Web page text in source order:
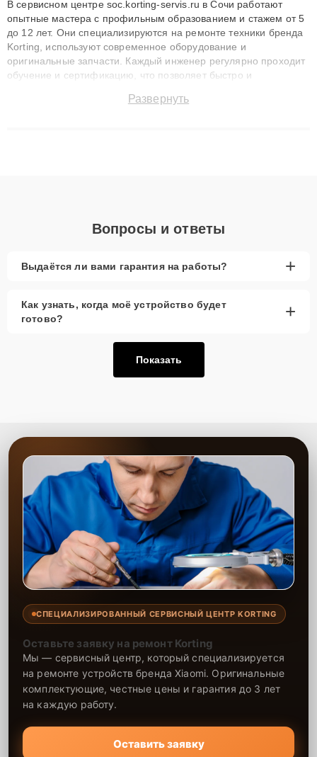
В сервисном центре soc.korting-servis.ru в Сочи работают
опытные мастера с профильным образованием и стажем от 5
до 12 лет. Они специализируются на ремонте техники бренда
Korting, используют современное оборудование и
оригинальные запчасти. Каждый инженер регулярно проходит
обучение и сертификацию, что позволяет быстро и
сохранением гарантии до 3 лет. Наши мастера решают
Развернуть
Вопросы и ответы
Выдаётся ли вами гарантия на работы? +
Как узнать, когда моё устройство будет
готово?
+
Показать
СПЕЦИАЛИЗИРОВАННЫЙ СЕРВИСНЫЙ ЦЕНТР KORTING
Оставьте заявку на ремонт Korting
Мы — сервисный центр, который специализируется
на ремонте устройств бренда Xiaomi. Оригинальные
комплектующие, честные цены и гарантия до 3 лет
на каждую работу.
Оставить заявку